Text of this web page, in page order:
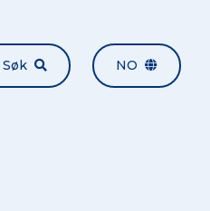
Søk NO